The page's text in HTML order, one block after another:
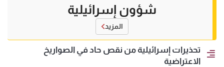
شؤون إسرائيلية
المزيد
تحذيرات إسرائيلية من نقص حاد في الصواريخ
الاعتراضية